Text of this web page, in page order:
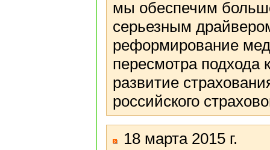
мы обеспечим
серьезным
реформирование
пересмотра подхода
развитие
российского
18 марта 2015 г.